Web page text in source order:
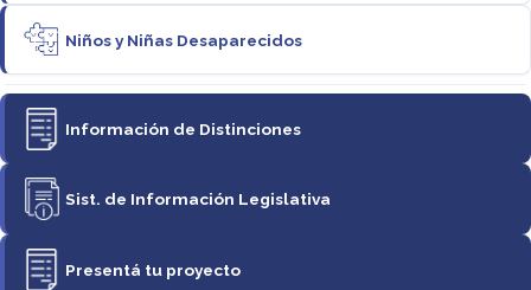
Niños y Niñas Desaparecidos
Información de Distinciones
Sist. de Información Legislativa
Presentá tu proyecto